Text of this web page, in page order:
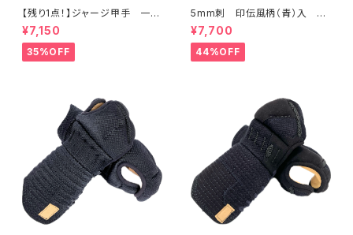
【残り1点！】ジャージ甲手 一般
用
¥7,150
35%OFF
5mm刺 印伝風柄（青）入 甲
手 一般用Lサイズ
¥7,700
44%OFF